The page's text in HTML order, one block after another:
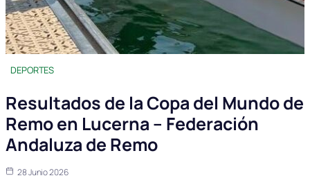
DEPORTES
Resultados de la Copa del Mundo de
Remo en Lucerna – Federación
Andaluza de Remo
28 Junio 2026